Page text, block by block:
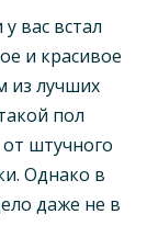
вас встал
и красивое
из лучших
пол
штучного
Однако в
даже не в